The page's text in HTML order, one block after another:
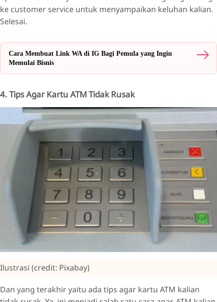
ke customer service untuk menyampaikan keluhan kalian.
Selesai.
Cara Membuat Link WA di IG Bagi Pemula yang Ingin
Memulai Bisnis
4. Tips Agar Kartu ATM Tidak Rusak
Ilustrasi (credit: Pixabay)
Dan yang terakhir yaitu ada tips agar kartu ATM kalian